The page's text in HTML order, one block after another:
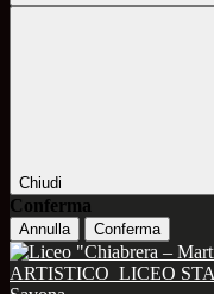
Chiudi
Conferma
Annulla Conferma
ARTISTICO LICEO